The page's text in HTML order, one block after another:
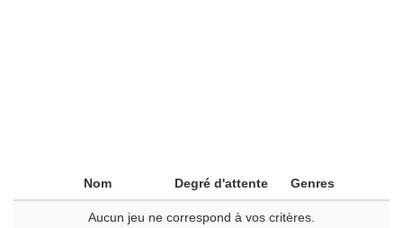
Nom Degré d'attente Genres
Aucun jeu ne correspond à vos critères.